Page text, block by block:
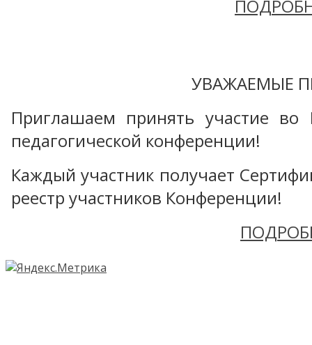
УВАЖАЕМЫЕ
Приглашаем принять участие во
педагогической конференции!
Каждый участник получает
реестр участников Конференции!